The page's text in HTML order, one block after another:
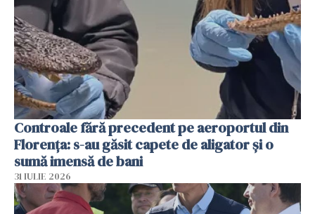
Controale fără precedent pe aeroportul din
Florența: s-au găsit capete de aligator și o
sumă imensă de bani
31 IULIE 2026